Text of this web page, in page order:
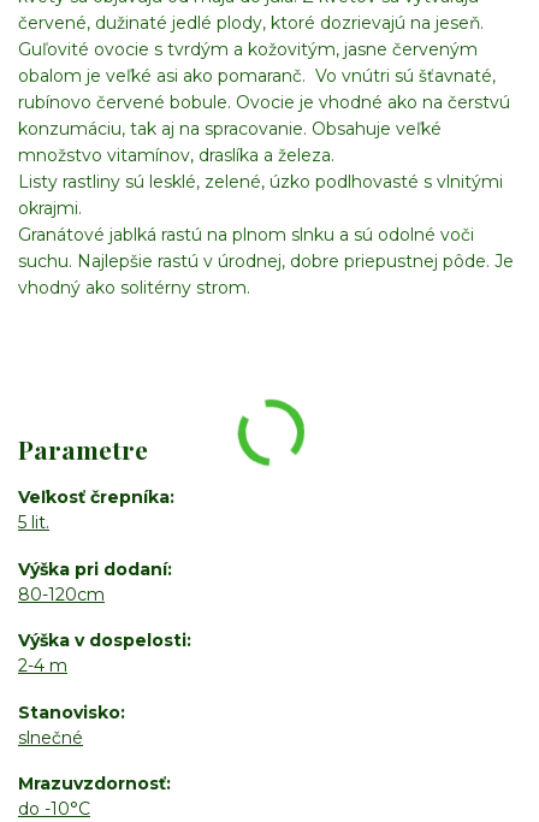
červené, dužinaté jedlé plody, ktoré dozrievajú na jeseň.
Guľovité ovocie s tvrdým a kožovitým, jasne červeným
obalom je veľké asi ako pomaranč. Vo vnútri sú šťavnaté,
rubínovo červené bobule. Ovocie je vhodné ako na čerstvú
konzumáciu, tak aj na spracovanie. Obsahuje veľké
množstvo vitamínov, draslíka a železa.
Listy rastliny sú lesklé, zelené, úzko podlhovasté s vlnitými
okrajmi.
Granátové jablká rastú na plnom slnku a sú odolné voči
suchu. Najlepšie rastú v úrodnej, dobre priepustnej pôde. Je
vhodný ako solitérny strom.
Parametre
Veľkosť črepníka
5 lit.
Výška pri dodaní
80-120cm
Výška v dospelosti
2-4 m
Stanovisko
slnečné
Mrazuvzdornosť
do -10°C